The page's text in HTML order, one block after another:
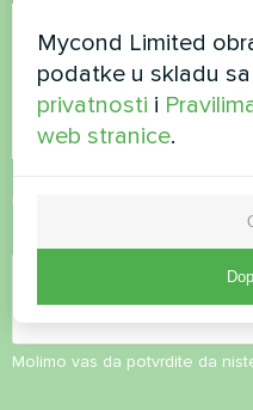
Molimo vas da potvrdite da
Mycond Limited
podatke u skladu
privatnosti i
web stranice.